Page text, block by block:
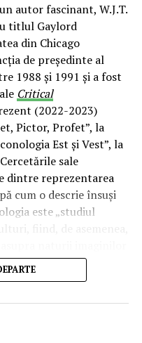
autor fascinant, W.J.T.
titlul Gaylord
din Chicago
de președinte al
1988 și 1991 și a fost
Critical
(2022-2023)
Pictor, Profet”, la
Est și Vest”, la
sale
dintre reprezentarea
cum o descrie însuși
este „studiul
printre altele,Picture